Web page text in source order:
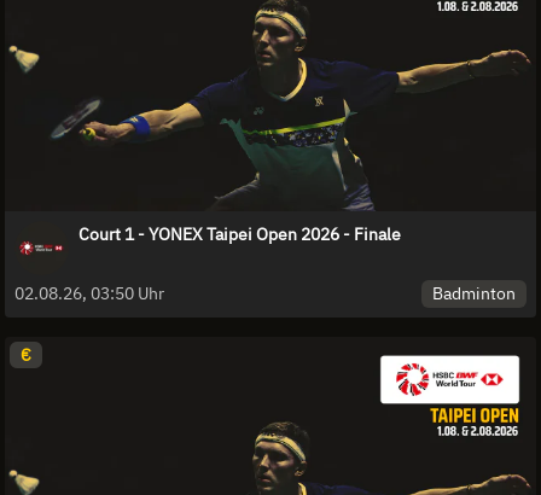
Court 1 - YONEX Taipei Open 2026 - Finale
02.08.26, 03:50 Uhr Badminton
€